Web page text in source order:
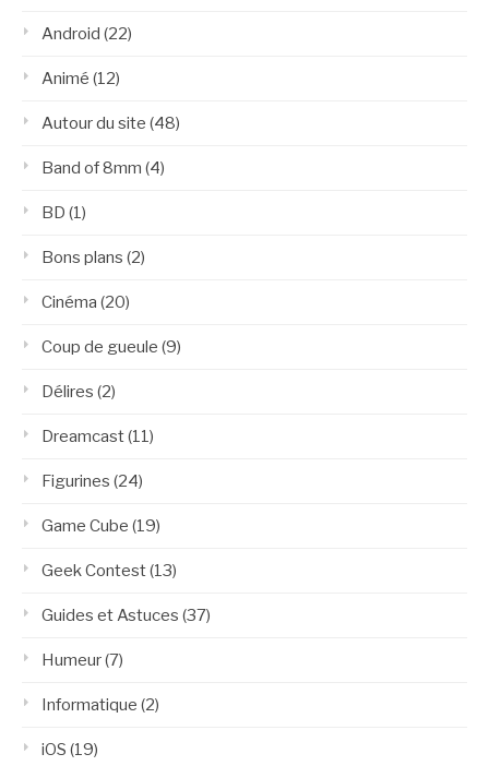
Android (22)
Animé (12)
Autour du site (48)
Band of 8mm (4)
BD (1)
Bons plans (2)
Cinéma (20)
Coup de gueule (9)
Délires (2)
Dreamcast(11)
Figurines (24)
Game Cube (19)
Geek Contest(13)
Guides et Astuces (37)
Humeur(7)
Informatique (2)
iOS (19)